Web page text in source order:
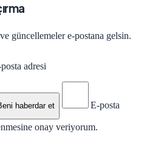
güncellemeler e-postana gelsin.
adresi
haberdar et E-posta
onay veriyorum.